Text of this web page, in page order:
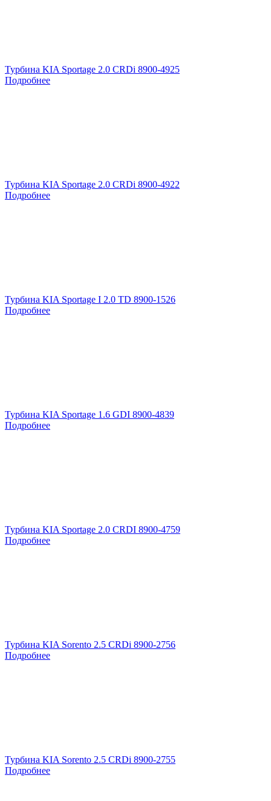
Турбина KIA Sportage 2.0 CRDi 8900-4925
Подробнее
Турбина KIA Sportage 2.0 CRDi 8900-4922
Подробнее
Турбина KIA Sportage I 2.0 TD 8900-1526
Подробнее
Турбина KIA Sportage 1.6 GDI 8900-4839
Подробнее
Турбина KIA Sportage 2.0 CRDI 8900-4759
Подробнее
Турбина KIA Sorento 2.5 CRDi 8900-2756
Подробнее
Турбина KIA Sorento 2.5 CRDi 8900-2755
Подробнее